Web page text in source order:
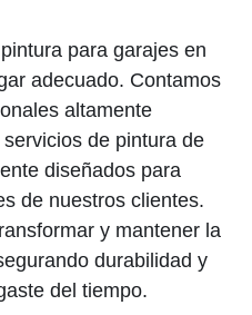
para garajes en
adecuado. Contamos
altamente
de pintura de
diseñados para
de nuestros clientes.
y mantener la
durabilidad y
del tiempo.